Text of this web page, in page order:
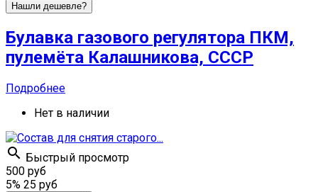
Нашли дешевле?
Булавка газового регулятора ПКМ,
пулемёта Калашникова, СССР
Подробнее
Нет в наличии
 Быстрый просмотр
500 руб
5% 25 руб